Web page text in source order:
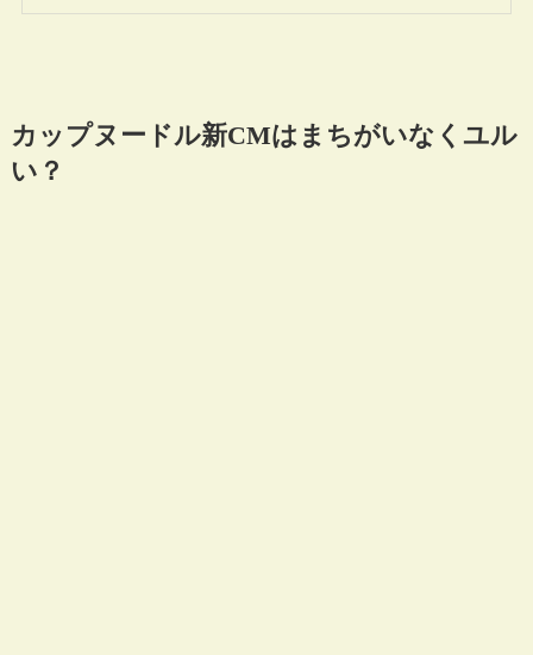
カップヌードル新CMはまちがいなくユル
い？